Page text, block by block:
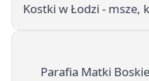
Kostki w Łodzi - msze,
Parafia Matki